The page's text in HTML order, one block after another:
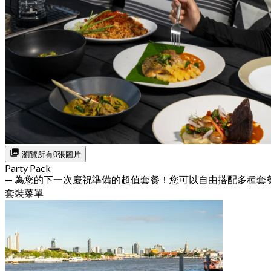
瀏覽所有0張圖片
Party Pack
— 為您的下一次慶祝準備的超值套餐！您可以自由搭配多種套
套裝菜單